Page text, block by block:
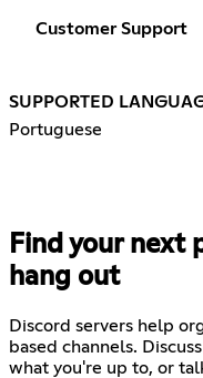
Customer Support
SUPPORTED
Portuguese
Find your next
hang out
Discord servers help
based channels.
what you're up to, or